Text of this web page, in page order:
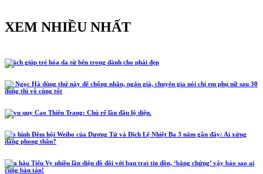
XEM NHIỀU NHẤT
5 cách giúp trẻ hóa da từ bên trong dành cho phái đẹp
Hồ Ngọc Hà dùng thứ này để chống nhăn, ngăn già, chuyên gia nói chị em phụ nữ sau 30
dùng thì vô cùng tốt
Lễ vu quy Cao Thiên Trang: Chú rể lần đầu lộ diện.
Tạo hình Đêm hội Weibo của Dương Tử và Địch Lệ Nhiệt Ba 3 năm gần đây: Ai xứng
đáng phong thần?
Hoa hậu Tiểu Vy nhiều lần diện đồ đôi với bạn trai tin đồn, ‘bằng chứng’ vậy bảo sao ai
cũng bàn tán!